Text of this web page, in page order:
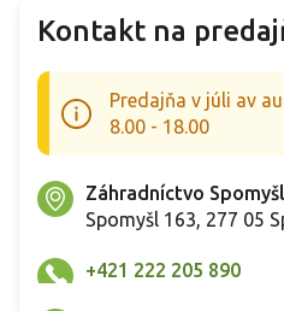
Kontakt na
Predajňa v júli av
8.00 - 18.00
Záhradníctvo Spomyšl
Spomyšl 163, 277 05
+421 222 205 890